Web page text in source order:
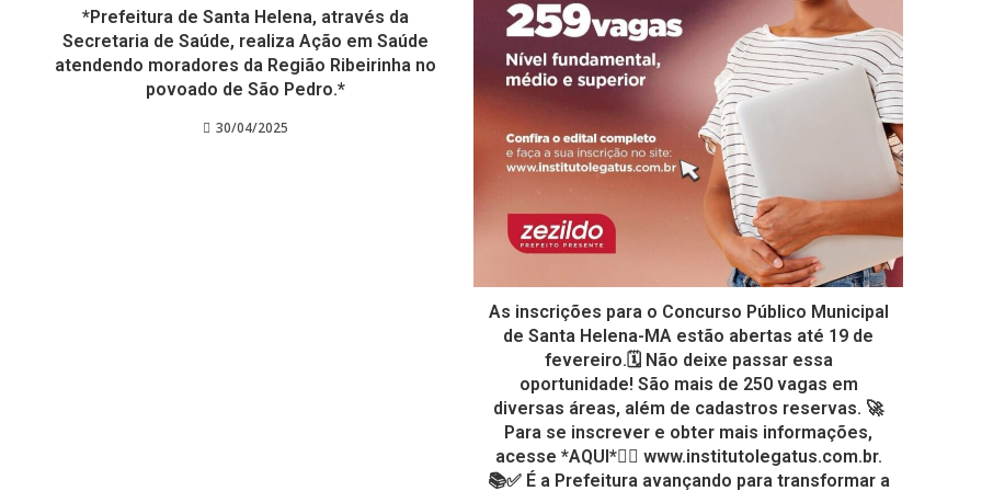
*Prefeitura de Santa Helena, através da
Secretaria de Saúde, realiza Ação em Saúde
atendendo moradores da Região Ribeirinha no
povoado de São Pedro.*
30/04/2025
As inscrições para o Concurso Público Municipal
de Santa Helena-MA estão abertas até 19 de
fevereiro.🗓️ Não deixe passar essa
oportunidade! São mais de 250 vagas em
diversas áreas, além de cadastros reservas. 🚀
Para se inscrever e obter mais informações,
acesse *AQUI*👉🏾 www.institutolegatus.com.br.
📚✅ É a Prefeitura avançando para transformar a